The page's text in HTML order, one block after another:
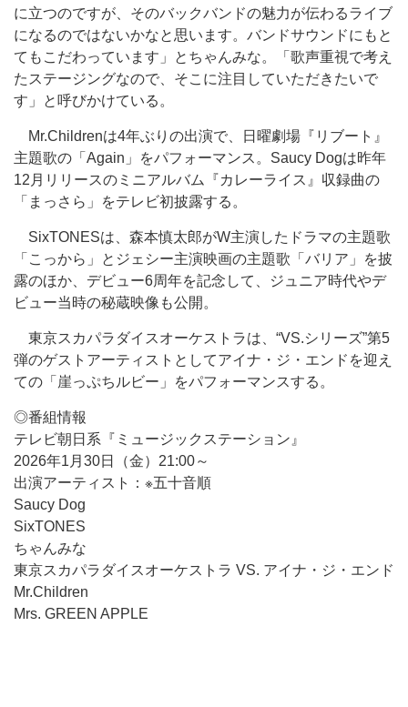
に立つのですが、そのバックバンドの魅力が伝わるライブ
になるのではないかなと思います。バンドサウンドにもと
てもこだわっています」とちゃんみな。「歌声重視で考え
たステージングなので、そこに注目していただきたいで
す」と呼びかけている。
Mr.Childrenは4年ぶりの出演で、日曜劇場『リブート』
主題歌の「Again」をパフォーマンス。Saucy Dogは昨年
12月リリースのミニアルバム『カレーライス』収録曲の
「まっさら」をテレビ初披露する。
SixTONESは、森本慎太郎がW主演したドラマの主題歌
「こっから」とジェシー主演映画の主題歌「バリア」を披
露のほか、デビュー6周年を記念して、ジュニア時代やデ
ビュー当時の秘蔵映像も公開。
東京スカパラダイスオーケストラは、“VS.シリーズ”第5
弾のゲストアーティストとしてアイナ・ジ・エンドを迎え
ての「崖っぷちルビー」をパフォーマンスする。
◎番組情報
テレビ朝日系『ミュージックステーション』
2026年1月30日（金）21:00～
出演アーティスト：※五十音順
Saucy Dog
SixTONES
ちゃんみな
東京スカパラダイスオーケストラ VS. アイナ・ジ・エンド
Mr.Children
Mrs. GREEN APPLE